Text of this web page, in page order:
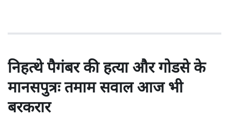
निहत्थे पैगंबर की हत्या और गोडसे के
मानसपुत्रः तमाम सवाल आज भी
बरकरार